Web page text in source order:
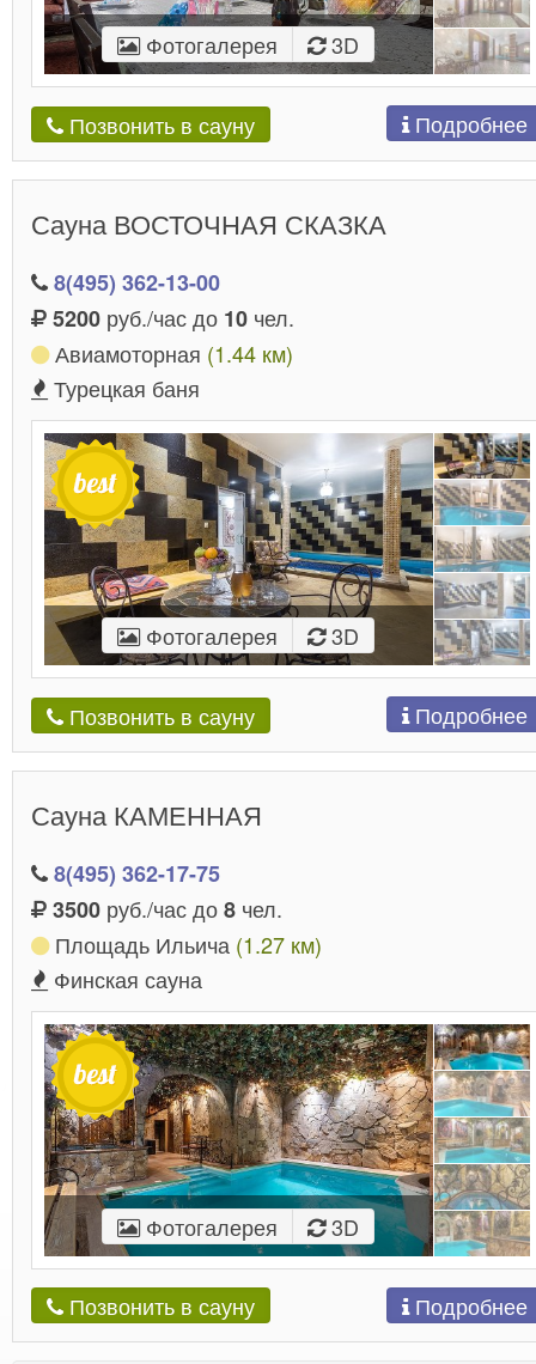
Фотогалерея 3D
Позвонить в сауну Подробнее
Сауна ВОСТОЧНАЯ СКАЗКА
8(495) 362-13-00
5200 руб./час до 10 чел.
Авиамоторная (1.44 км)
Турецкая баня
Фотогалерея 3D
Позвонить в сауну Подробнее
Сауна КАМЕННАЯ
8(495) 362-17-75
3500 руб./час до8 чел.
Площадь Ильича (1.27 км)
Финская сауна
Фотогалерея 3D
Позвонить в сауну Подробнее